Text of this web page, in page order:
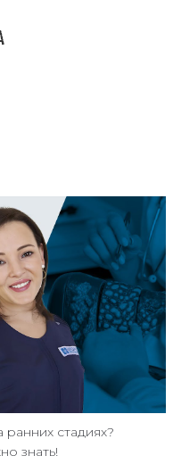
стадиях?
знать!